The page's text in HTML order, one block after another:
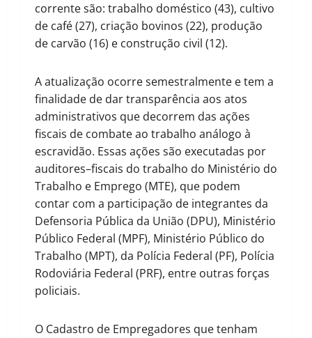
corrente são: trabalho doméstico (43), cultivo
de café (27), criação bovinos (22), produção
de carvão (16) e construção civil (12).
A atualização ocorre semestralmente e tem a
finalidade de dar transparência aos atos
administrativos que decorrem das ações
fiscais de combate ao trabalho análogo à
escravidão. Essas ações são executadas por
auditores–fiscais do trabalho do Ministério do
Trabalho e Emprego (MTE), que podem
contar com a participação de integrantes da
Defensoria Pública da União (DPU), Ministério
Público Federal (MPF), Ministério Público do
Trabalho (MPT), da Polícia Federal (PF), Polícia
Rodoviária Federal (PRF), entre outras forças
policiais.
O Cadastro de Empregadores que tenham